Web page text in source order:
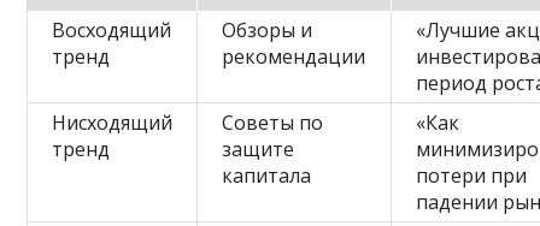
Восходящий
тренд
Обзоры и
рекомендации
«Лучшие
период
Нисходящий
тренд
Советы по
защите
капитала
«Как
потери при
падении